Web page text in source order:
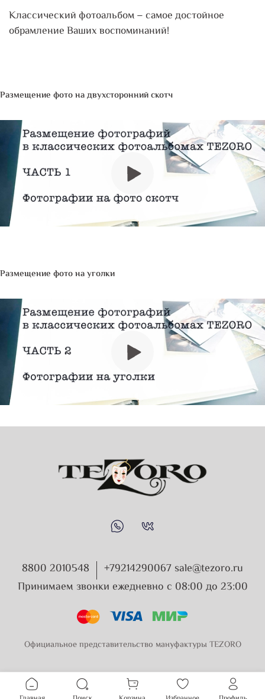
Классический фотоальбом – самое достойное
обрамление Ваших воспоминаний!
Размещение фото на двухсторонний скотч
Размещение фото на уголки
8800 2010548
+79214290067 sale@tezoro.ru
Принимаем звонки ежедневно с 08:00 до 23:00
Официальное представительство мануфактуры TEZORO